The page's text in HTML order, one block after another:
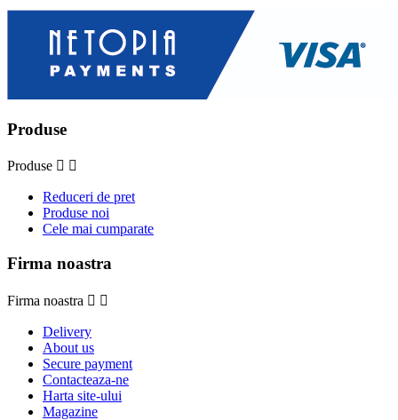
Produse
Produse  
Reduceri de pret
Produse noi
Cele mai cumparate
Firma noastra
Firma noastra  
Delivery
About us
Secure payment
Contacteaza-ne
Harta site-ului
Magazine